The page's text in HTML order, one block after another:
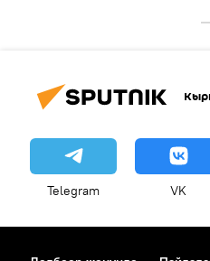
Telegram VK